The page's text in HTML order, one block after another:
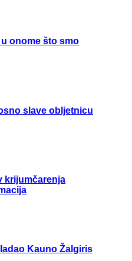
onome što smo
slave obljetnicu
krijumčarenja
Kauno Žalgiris